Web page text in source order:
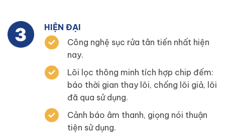
HIỆN ĐẠI
Công nghệ sục rửa tân tiến nhất hiện
nay.
Lõi lọc thông minh tích hợp chip đếm:
báo thời gian thay lõi, chống lõi giả, lõi
đã qua sử dụng.
Cảnh báo âm thanh, giọng nói thuận
tiện sử dụng.